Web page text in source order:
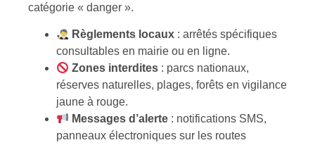
catégorie « danger ».
Règlements locaux : arrêtés spécifiques
consultables en mairie ou en ligne.
Zones interdites : parcs nationaux,
réserves naturelles, plages, forêts en vigilance
jaune à rouge.
Messages d’alerte : notifications SMS,
panneaux électroniques sur les routes